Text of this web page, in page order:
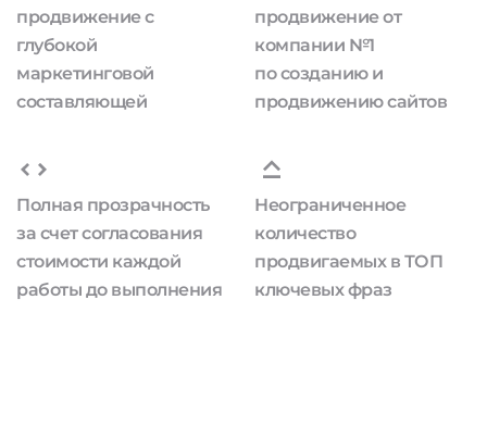
продвижение с
глубокой
маркетинговой
составляющей
продвижение от
компании №1
по созданию и
продвижению сайтов
Полная прозрачность
за счет согласования
стоимости каждой
работы до выполнения
Неограниченное
количество
продвигаемых в ТОП
ключевых фраз